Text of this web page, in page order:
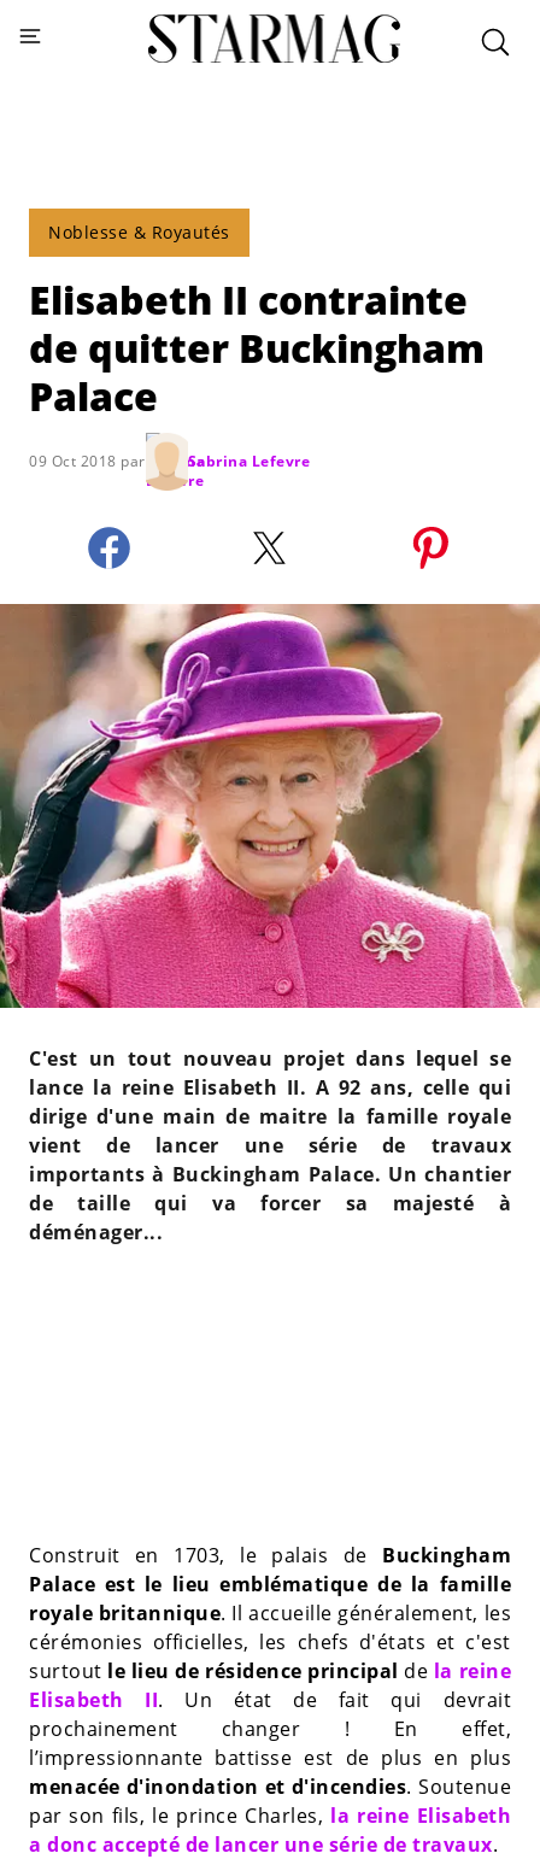
Noblesse & Royautés
Elisabeth II contrainte
de quitter Buckingham
Palace
09 Oct 2018 par Sabrina Lefevre
C'est un tout nouveau projet dans lequel se
lance la reine Elisabeth II. A 92 ans, celle qui
dirige d'une main de maitre la famille royale
vient de lancer une série de travaux
importants à Buckingham Palace. Un chantier
de taille qui va forcer sa majesté à
déménager...
Construit en 1703, le palais de Buckingham
Palace est le lieu emblématique de la famille
royale britannique. Il accueille généralement, les
cérémonies officielles, les chefs d'états et c'est
surtout le lieu de résidence principal de la reine
Elisabeth II. Un état de fait qui devrait
prochainement changer ! En effet,
l’impressionnante battisse est de plus en plus
menacée d'inondation et d'incendies. Soutenue
par son fils, le prince Charles, la reine Elisabeth
a donc accepté de lancer une série de travaux.